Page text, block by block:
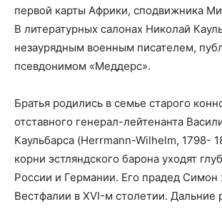
первой карты Африки, сподвижника
В литературных салонах Николай
незаурядным военным писателем,
псевдонимом «Меддерс».
Братья родились в семье старого
отставного генерал-лейтенанта
Каульбарса (Herrmann-Wilhelm, 1798-
корни эстляндского барона уходят
России и Германии. Его прадед Симон
Вестфалии в XVI-м столетии. Дальние